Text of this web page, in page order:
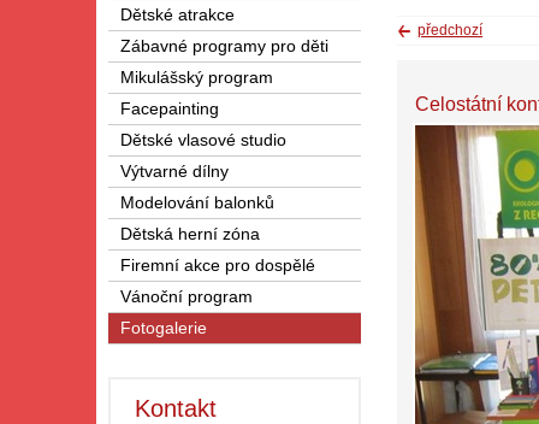
předchozí
Celostátní
Dětské atrakce
Zábavné programy pro děti
Mikulášský program
Facepainting
Dětské vlasové studio
Výtvarné dílny
Modelování balonků
Dětská herní zóna
Firemní akce pro dospělé
Vánoční program
Fotogalerie
Kontakt